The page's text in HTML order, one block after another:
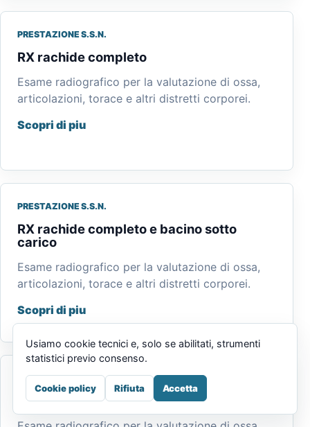
PRESTAZIONE S.S.N.
RX rachide completo
Esame radiografico per la valutazione di ossa,
articolazioni, torace e altri distretti corporei.
Scopri di piu
PRESTAZIONE S.S.N.
RX rachide completo e bacino sotto
carico
Esame radiografico per la valutazione di ossa,
articolazioni, torace e altri distretti corporei.
Scopri di piu
PRESTAZIONE S.S.N.
RX rachide lombo-sacrale
Usiamo cookie tecnici e, solo se abilitati, strumenti
statistici previo consenso.
Cookie policy Rifiuta Accetta